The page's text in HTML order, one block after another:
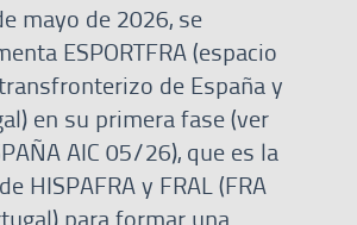
mayo de 2026, se
ESPORTFRA (espacio
de España y
en su primera fase (ver
AIC 05/26), que es la
HISPAFRA y FRAL (FRA
para formar una